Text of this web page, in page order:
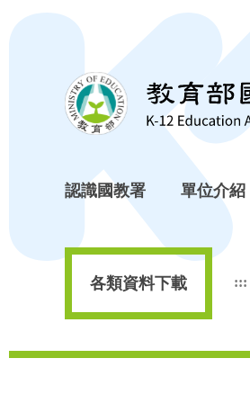
跳到主要內容區塊
認識國教署 單位介紹
各類資料下載 :::